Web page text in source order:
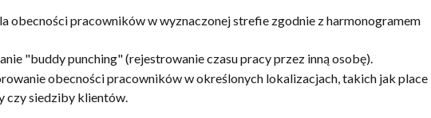
obecności pracowników w wyznaczonej strefie zgodnie z harmonogramem
"buddy punching" (rejestrowanie czasu pracy przez inną osobę).
obecności pracowników w określonych lokalizacjach, takich jak place
czy siedziby klientów.